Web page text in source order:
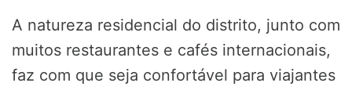
A natureza residencial do distrito, junto com
muitos restaurantes e cafés internacionais,
faz com que seja confortável para viajantes